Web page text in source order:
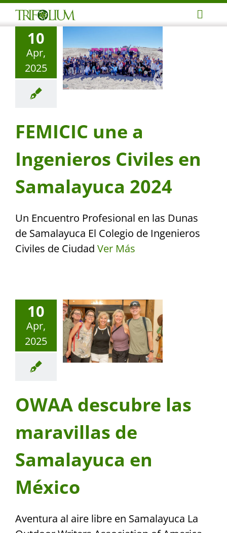
Skip
to
content10
Apr,
2025
FEMICIC une a
Ingenieros Civiles en
Samalayuca 2024
Un Encuentro Profesional en las Dunas
de Samalayuca El Colegio de Ingenieros
Civiles de Ciudad Ver Más
10
Apr,
2025
OWAA descubre las
maravillas de
Samalayuca en
México
Aventura al aire libre en Samalayuca La